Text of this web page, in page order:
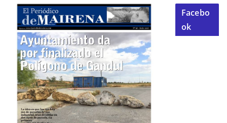
Facebo
ok